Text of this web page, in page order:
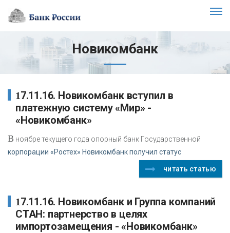
Новикомбанк
17.11.16. Новикомбанк вступил в
платежную систему «Мир» -
«Новикомбанк»
В ноябре текущего года опорный банк Государственной
корпорации «Ростех» Новикомбанк получил статус
читать статью
17.11.16. Новикомбанк и Группа компаний
СТАН: партнерство в целях
импортозамещения - «Новикомбанк»